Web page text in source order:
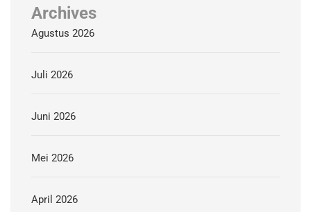
Archives
Agustus 2026
Juli 2026
Juni 2026
Mei 2026
April 2026